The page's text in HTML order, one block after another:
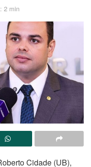
2 min
Cidade (UB),